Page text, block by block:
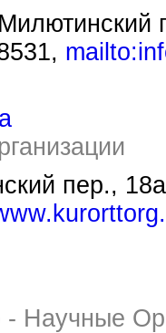
пер., 18а
- Научные